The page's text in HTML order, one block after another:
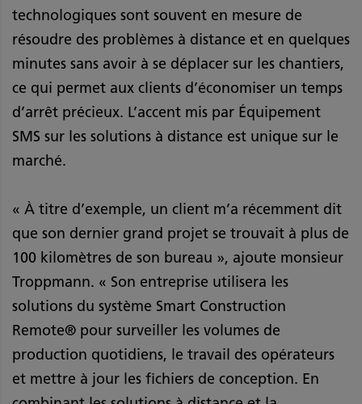
technologiques sont souvent en mesure de
résoudre des problèmes à distance et en quelques
minutes sans avoir à se déplacer sur les chantiers,
ce qui permet aux clients d’économiser un temps
d’arrêt précieux. L’accent mis par Équipement
SMS sur les solutions à distance est unique sur le
marché.
« À titre d’exemple, un client m’a récemment dit
que son dernier grand projet se trouvait à plus de
100 kilomètres de son bureau », ajoute monsieur
Troppmann. « Son entreprise utilisera les
solutions du système Smart Construction
Remote® pour surveiller les volumes de
production quotidiens, le travail des opérateurs
et mettre à jour les fichiers de conception. En